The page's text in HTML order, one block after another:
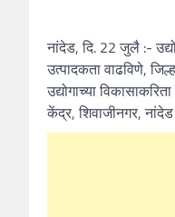
नांदेड, दि. 22 जुलै :-
उत्पादकता वाढविणे,
उद्योगाच्या
केंद्र, शिवाजीनगर,